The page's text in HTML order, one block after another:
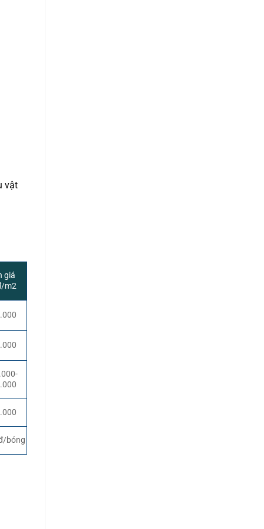
vật
giá
m2
bóng